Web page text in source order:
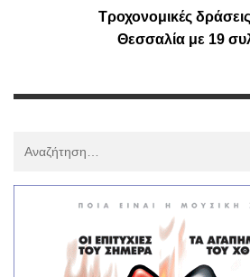
Τροχονομικές
Θεσσαλία με 19
: